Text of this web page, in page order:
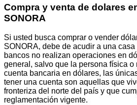
Compra y venta de dolares
SONORA
Si usted busca comprar o vender
SONORA, debe de acudir a una
bancos no realizan operaciones en
general, salvo que la persona física o
cuenta bancaria en dólares, las
tener una cuenta son aquellas que
fronteriza del norte del país y que
reglamentación vigente.